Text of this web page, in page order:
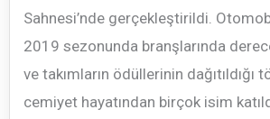
Sahnesi’nde gerçekleştirildi.
2019 sezonunda branşlarında
ve takımların ödüllerinin dağıtıldığı
cemiyet hayatından birçok isim